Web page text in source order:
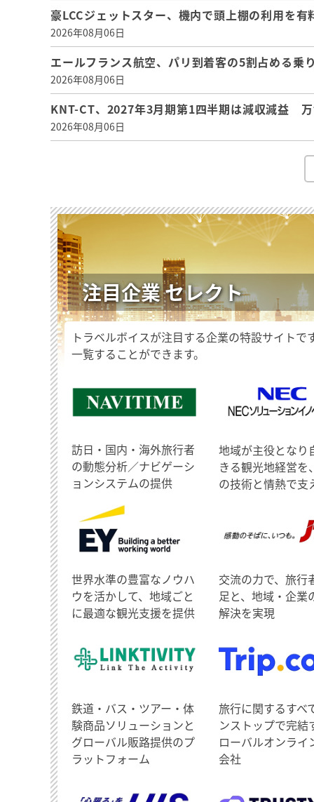
豪LCCジェットスター、機内で頭上棚の利用を
2026年08月06日
エールフランス航空、パリ到着客の5割占める乗
2026年08月06日
KNT-CT、2027年3月期第1四半期は減収減益
2026年08月06日
注目企業 セレクト
トラベルボイスが注目する企業の特設サイト
一覧することができます。
訪日・国内・海外旅行者
の動態分析／ナビゲーシ
ョンシステムの提供
地域が主役となり
きる観光地経営を
の技術と情熱で支
世界水準の豊富なノウハ
ウを活かして、地域ごと
に最適な観光支援を提供
交流の力で、旅行
足と、地域・企業
解決を実現
鉄道・バス・ツアー・体
験商品ソリューションと
グローバル販路提供のプ
ラットフォーム
旅行に関するすべ
ンストップで完結
ローバルオンライ
会社